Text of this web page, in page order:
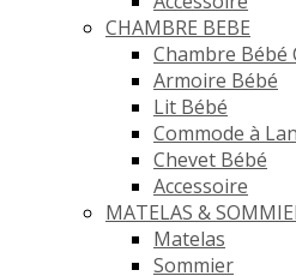
CHAMBRE BEBE
Chambre Bébé
Armoire Bébé
Lit Bébé
Commode à
Chevet Bébé
Accessoire
MATELAS &
Matelas
Sommier